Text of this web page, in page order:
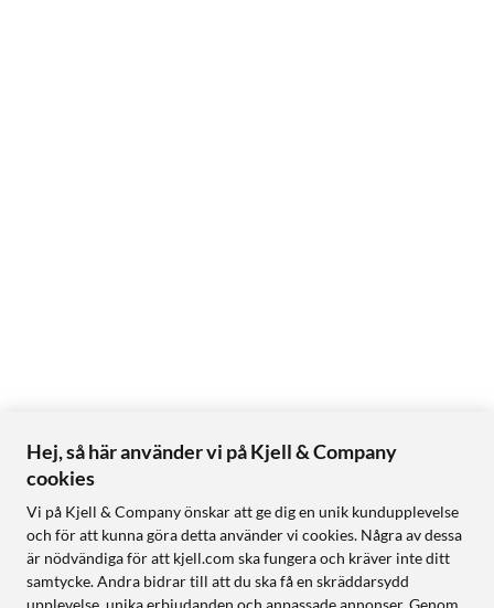
Hej, så här använder vi på Kjell & Company
cookies
Vi på Kjell & Company önskar att ge dig en unik kundupplevelse
och för att kunna göra detta använder vi cookies. Några av dessa
är nödvändiga för att kjell.com ska fungera och kräver inte ditt
samtycke. Andra bidrar till att du ska få en skräddarsydd
upplevelse, unika erbjudanden och anpassade annonser. Genom